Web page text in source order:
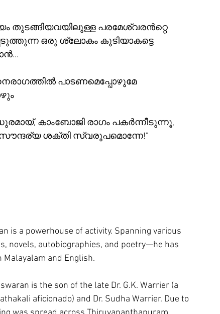
തുടങ്ങിയവയിലുള്ള പരമേശ്വരൻറ്റെ
ഒരു ശ്ലോകം കൂടിയാകട്ടെ
പാടണമെപ്പോഴുമേ
കാംബോജി രാഗം പകർന്നീടുന്നൂ,
സൌന്ദര്യ ശക്തി സ്വരൂപമൊന്നേ!"
is a powerhouse of activity. Spanning various
novels, autobiographies, and poetry—he has
and English.
is the son of the late Dr. G.K. Warrier (a
aficionado) and Dr. Sudha Warrier. Due to